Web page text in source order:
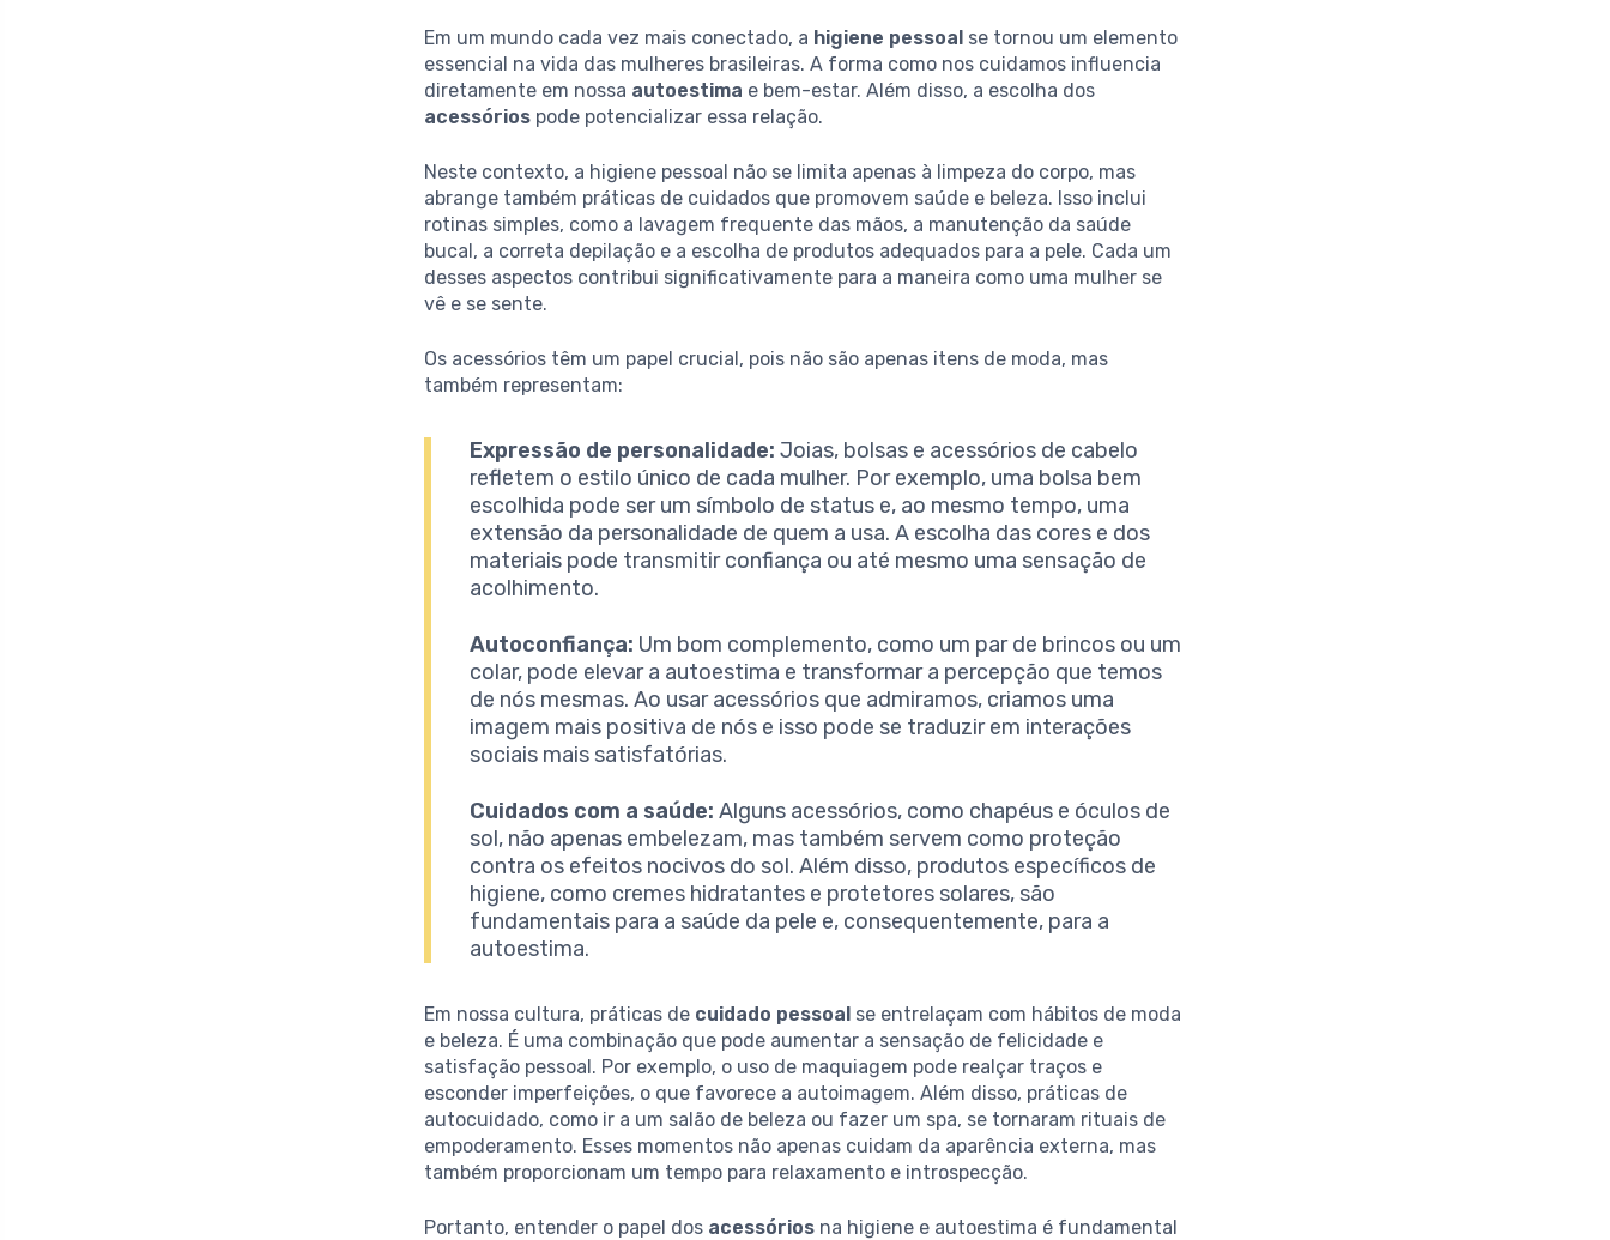
Em um mundo cada vez mais conectado, a higiene pessoal se tornou um elemento
essencial na vida das mulheres brasileiras. A forma como nos cuidamos influencia
diretamente em nossa autoestima e bem-estar. Além disso, a escolha dos
acessórios pode potencializar essa relação.
Neste contexto, a higiene pessoal não se limita apenas à limpeza do corpo, mas
abrange também práticas de cuidados que promovem saúde e beleza. Isso inclui
rotinas simples, como a lavagem frequente das mãos, a manutenção da saúde
bucal, a correta depilação e a escolha de produtos adequados para a pele. Cada um
desses aspectos contribui significativamente para a maneira como uma mulher se
vê e se sente.
Os acessórios têm um papel crucial, pois não são apenas itens de moda, mas
também representam:
Expressão de personalidade: Joias, bolsas e acessórios de cabelo
refletem o estilo único de cada mulher. Por exemplo, uma bolsa bem
escolhida pode ser um símbolo de status e, ao mesmo tempo, uma
extensão da personalidade de quem a usa. A escolha das cores e dos
materiais pode transmitir confiança ou até mesmo uma sensação de
acolhimento.
Autoconfiança: Um bom complemento, como um par de brincos ou um
colar, pode elevar a autoestima e transformar a percepção que temos
de nós mesmas. Ao usar acessórios que admiramos, criamos uma
imagem mais positiva de nós e isso pode se traduzir em interações
sociais mais satisfatórias.
Cuidados com a saúde: Alguns acessórios, como chapéus e óculos de
sol, não apenas embelezam, mas também servem como proteção
contra os efeitos nocivos do sol. Além disso, produtos específicos de
higiene, como cremes hidratantes e protetores solares, são
fundamentais para a saúde da pele e, consequentemente, para a
autoestima.
Em nossa cultura, práticas de cuidado pessoal se entrelaçam com hábitos de moda
e beleza. É uma combinação que pode aumentar a sensação de felicidade e
satisfação pessoal. Por exemplo, o uso de maquiagem pode realçar traços e
esconder imperfeições, o que favorece a autoimagem. Além disso, práticas de
autocuidado, como ir a um salão de beleza ou fazer um spa, se tornaram rituais de
empoderamento. Esses momentos não apenas cuidam da aparência externa, mas
também proporcionam um tempo para relaxamento e introspecção.
Portanto, entender o papel dos acessórios na higiene e autoestima é fundamental